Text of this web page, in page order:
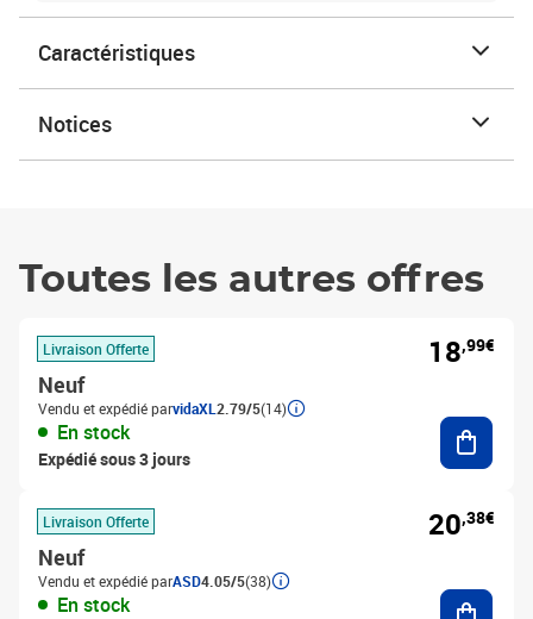
Caractéristiques
Notices
Toutes les autres offres
Livraison Offerte
Neuf
Vendu et expédié parvidaXL 2.79/5(14)
En stock
Expédié sous 3 jours
18,99€
Livraison Offerte
Neuf
Vendu et expédié parASD4.05/5(38)
En stock
20,38€